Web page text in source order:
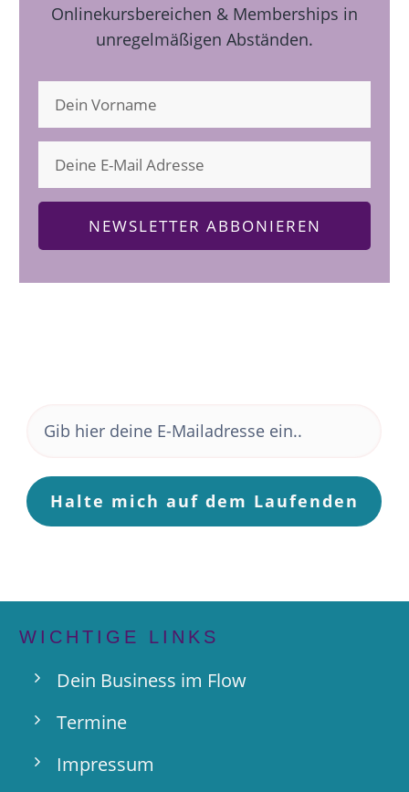
Onlinekursbereichen & Memberships in
unregelmäßigen Abständen.
NEWSLETTER ABBONIEREN
Halte mich auf dem Laufenden
WICHTIGE LINKS
Dein Business im Flow
Termine
Impressum